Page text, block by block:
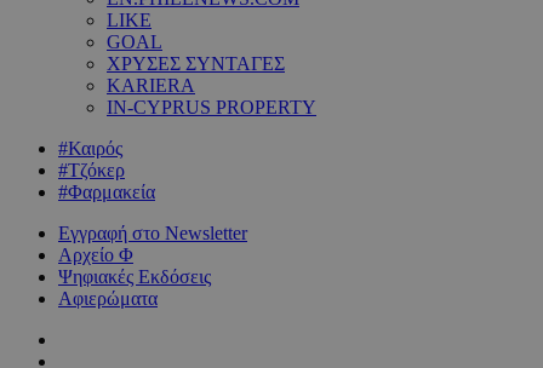
LIKE
GOAL
ΧΡΥΣΕΣ ΣΥΝΤΑΓΕΣ
KARIERA
IN-CYPRUS PROPERTY
#Καιρός
#Τζόκερ
#Φαρμακεία
Εγγραφή στο Newsletter
Αρχείο Φ
Ψηφιακές Εκδόσεις
Αφιερώματα